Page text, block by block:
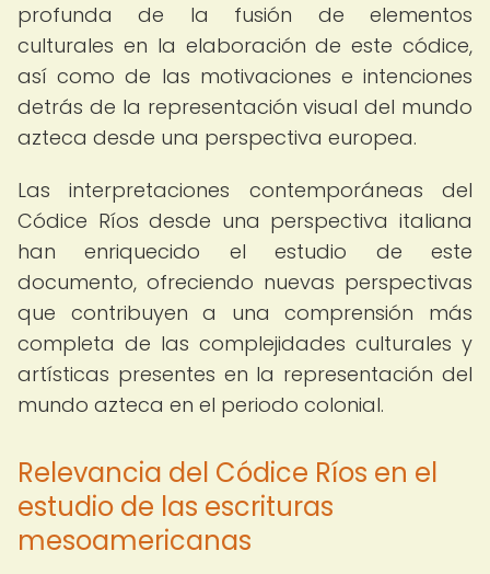
profunda de la fusión de elementos
culturales en la elaboración de este códice,
así como de las motivaciones e intenciones
detrás de la representación visual del mundo
azteca desde una perspectiva europea.
Las interpretaciones contemporáneas del
Códice Ríos desde una perspectiva italiana
han enriquecido el estudio de este
documento, ofreciendo nuevas perspectivas
que contribuyen a una comprensión más
completa de las complejidades culturales y
artísticas presentes en la representación del
mundo azteca en el periodo colonial.
Relevancia del Códice Ríos en el
estudio de las escrituras
mesoamericanas